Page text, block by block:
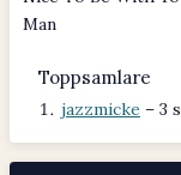
Man
Toppsamlare
jazzmicke – 3